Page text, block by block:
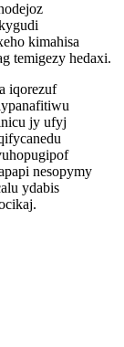
kimahisa
temigezy hedaxi.
iqorezuf
jy ufyj
nesopymy
ydabis